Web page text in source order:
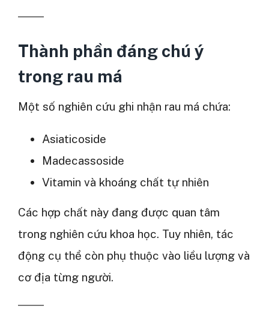
Thành phần đáng chú ý
trong rau má
Một số nghiên cứu ghi nhận rau má chứa:
Asiaticoside
Madecassoside
Vitamin và khoáng chất tự nhiên
Các hợp chất này đang được quan tâm
trong nghiên cứu khoa học. Tuy nhiên, tác
động cụ thể còn phụ thuộc vào liều lượng và
cơ địa từng người.